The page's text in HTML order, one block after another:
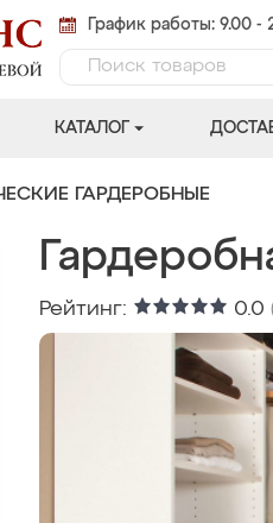
График работы: 9.00 -
КАТАЛОГ
ГАРДЕРОБНЫЕ
Рейтинг: 0.0 (